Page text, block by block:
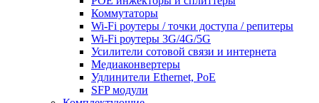
Коммутаторы
Wi-Fi роутеры / точки доступа / репитеры
Wi-Fi роутеры 3G/4G/5G
Усилители сотовой связи и интернета
Медиаконвертеры
Удлинители Ethernet, PoE
SFP модули